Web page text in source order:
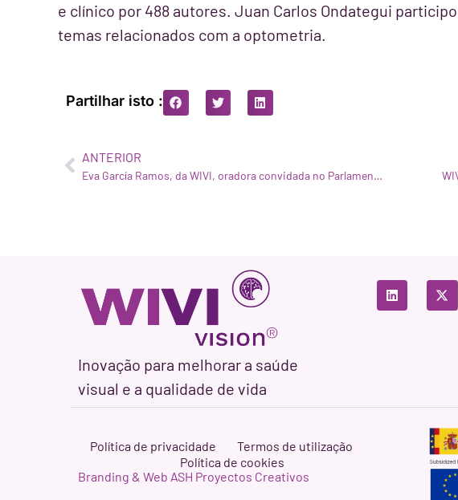
e clínico por 488 autores. Juan Carlos Ondategui
temas relacionados com a optometria.
Partilhar isto :
ANTERIOR
Eva García Ramos, da WIVI, oradora convidada no Parlamento Europeu
Inovação para melhorar a saúde
visual e a qualidade de vida
Política de privacidade
Termos de utilização
Política de cookies
Branding & Web ASH Proyectos Creativos